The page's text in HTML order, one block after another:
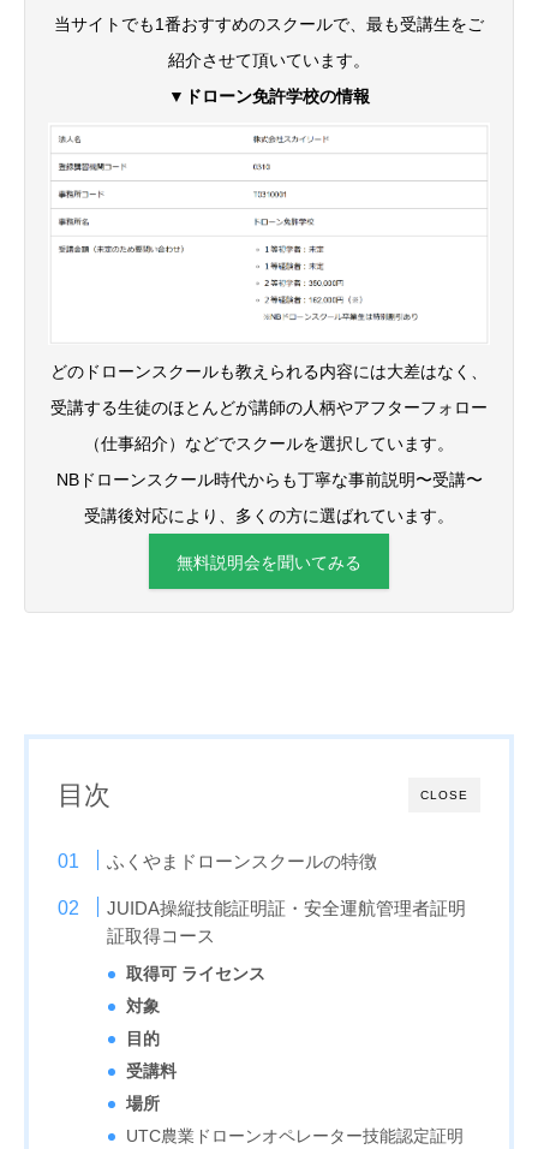
当サイトでも1番おすすめのスクールで、最も受講生をご
紹介させて頂いています。
▼ドローン免許学校の情報
どのドローンスクールも教えられる内容には大差はなく、
受講する生徒のほとんどが講師の人柄やアフターフォロー
（仕事紹介）などでスクールを選択しています。
NBドローンスクール時代からも丁寧な事前説明〜受講〜
受講後対応により、多くの方に選ばれています。
無料説明会を聞いてみる
CLOSE
目次
ふくやまドローンスクールの特徴
JUIDA操縦技能証明証・安全運航管理者証明
証取得コース
取得可 ライセンス
対象
目的
受講料
場所
UTC農業ドローンオペレーター技能認定証明